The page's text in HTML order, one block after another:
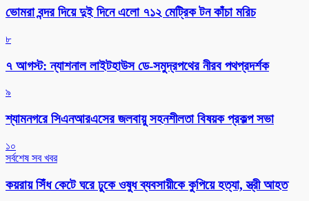
ভোমরা বন্দর দিয়ে দুই দিনে এলো ৭১২ মেট্রিক টন কাঁচা মরিচ
৮
৭ আগস্ট: ন্যাশনাল লাইটহাউস ডে-সমুদ্রপথের নীরব পথপ্রদর্শক
৯
শ্যামনগরে সিএনআরএসের জলবায়ু সহনশীলতা বিষয়ক প্রকল্প সভা
১০
সর্বশেষ সব খবর
কয়রায় সিঁধ কেটে ঘরে ঢুকে ওষুধ ব্যবসায়ীকে কুপিয়ে হত্যা, স্ত্রী আহত